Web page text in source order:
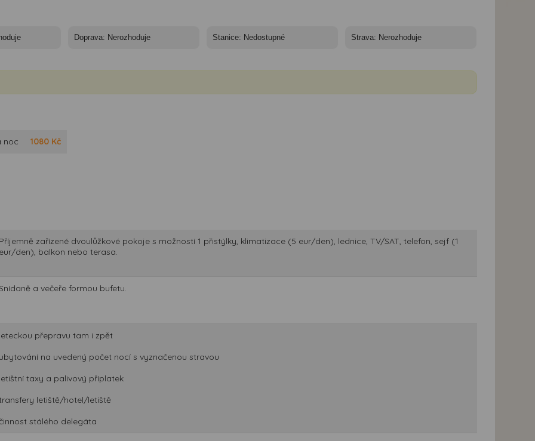
noc 1080 Kč
zařízené dvoulůžkové pokoje s možností 1 přistýlky, klimatizace (5 eur/den), lednice, TV/SAT, telefon, sejf (1
den), balkon nebo terasa.
a večeře formou bufetu.
přepravu tam i zpět
na uvedený počet nocí s vyznačenou stravou
taxy a palivový příplatek
letiště/hotel/letiště
stálého delegáta